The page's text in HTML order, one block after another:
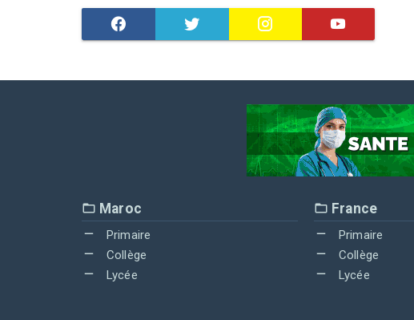
Maroc
Primaire
Collège
Lycée
France
Primaire
Collège
Lycée